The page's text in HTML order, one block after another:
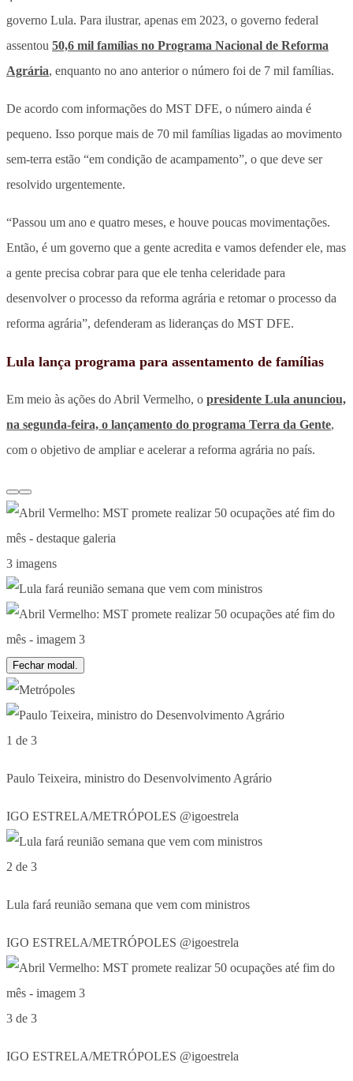
governo Lula. Para ilustrar, apenas em 2023, o governo federal
assentou 50,6 mil famílias no Programa Nacional de Reforma
Agrária, enquanto no ano anterior o número foi de 7 mil famílias.
De acordo com informações do MST DFE, o número ainda é
pequeno. Isso porque mais de 70 mil famílias ligadas ao movimento
sem-terra estão “em condição de acampamento”, o que deve ser
resolvido urgentemente.
“Passou um ano e quatro meses, e houve poucas movimentações.
Então, é um governo que a gente acredita e vamos defender ele, mas
a gente precisa cobrar para que ele tenha celeridade para
desenvolver o processo da reforma agrária e retomar o processo da
reforma agrária”, defenderam as lideranças do MST DFE.
Lula lança programa para assentamento de famílias
Em meio às ações do Abril Vermelho, o presidente Lula anunciou,
na segunda-feira, o lançamento do programa Terra da Gente,
com o objetivo de ampliar e acelerar a reforma agrária no país.
3 imagens
Fechar modal.
1 de 3
Paulo Teixeira, ministro do Desenvolvimento Agrário
IGO ESTRELA/METRÓPOLES @igoestrela
2 de 3
Lula fará reunião semana que vem com ministros
IGO ESTRELA/METRÓPOLES @igoestrela
3 de 3
IGO ESTRELA/METRÓPOLES @igoestrela